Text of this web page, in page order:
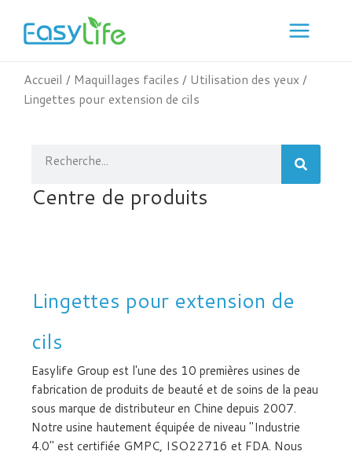
Accueil / Maquillages faciles / Utilisation des yeux /
Lingettes pour extension de cils
Recherche
Centre de produits
Lingettes pour extension de
cils
Easylife Group est l'une des 10 premières usines de
fabrication de produits de beauté et de soins de la peau
sous marque de distributeur en Chine depuis 2007.
Notre usine hautement équipée de niveau "Industrie
4.0" est certifiée GMPC, ISO22716 et FDA. Nous